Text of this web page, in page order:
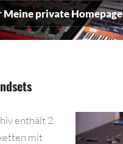
Top stack will scroll to
enthält 2
mit
Meine private Homepage